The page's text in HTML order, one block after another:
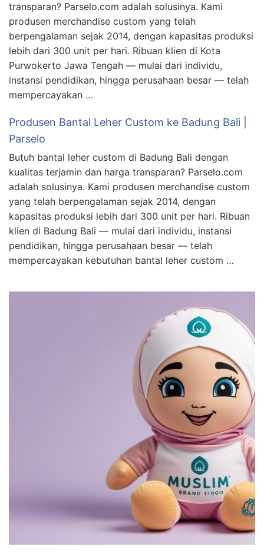
transparan? Parselo.com adalah solusinya. Kami
produsen merchandise custom yang telah
berpengalaman sejak 2014, dengan kapasitas produksi
lebih dari 300 unit per hari. Ribuan klien di Kota
Purwokerto Jawa Tengah — mulai dari individu,
instansi pendidikan, hingga perusahaan besar — telah
mempercayakan …
Produsen Bantal Leher Custom ke Badung Bali |
Parselo
Butuh bantal leher custom di Badung Bali dengan
kualitas terjamin dan harga transparan? Parselo.com
adalah solusinya. Kami produsen merchandise custom
yang telah berpengalaman sejak 2014, dengan
kapasitas produksi lebih dari 300 unit per hari. Ribuan
klien di Badung Bali — mulai dari individu, instansi
pendidikan, hingga perusahaan besar — telah
mempercayakan kebutuhan bantal leher custom …